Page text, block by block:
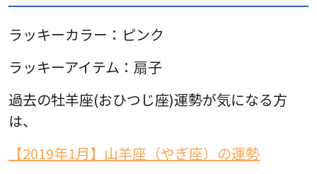
ラッキーカラー：ピンク
ラッキーアイテム：扇子
過去の牡羊座(おひつじ座)運勢が気になる方
は、
【2019年1月】山羊座（やぎ座）の運勢